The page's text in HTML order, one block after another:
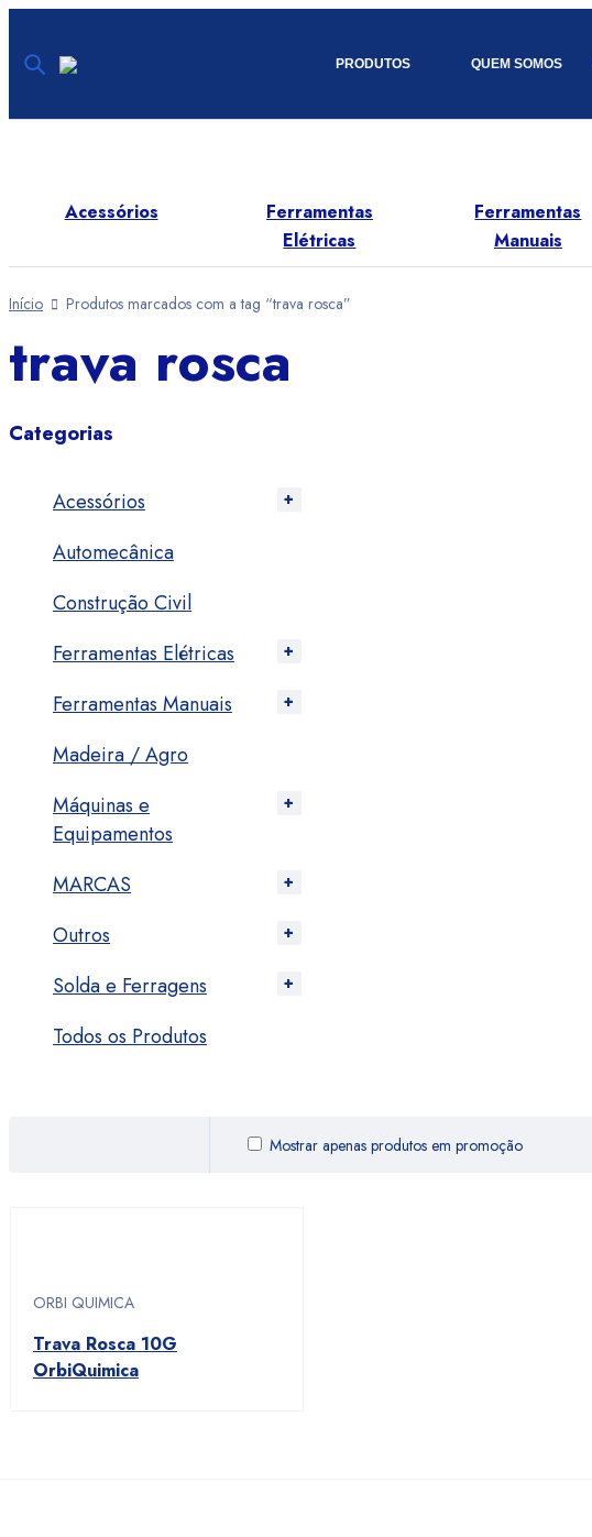
PRODUTOS QUEM SOMOS
Acessórios
Ferramentas
Elétricas
Ferramentas
Manuais
Início Produtos marcados com a tag “trava rosca”
trava rosca
Categorias
Acessórios
Automecânica
Construção Civil
Ferramentas Elétricas
Ferramentas Manuais
Madeira / Agro
Máquinas e
Equipamentos
MARCAS
Outros
Solda e Ferragens
Todos os Produtos
Mostrar apenas produtos em promoção
ORBI QUIMICA
Trava Rosca 10G
OrbiQuimica